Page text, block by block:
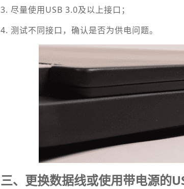
3. 尽量使用USB 3.0及以上接口；
4. 测试不同接口，确认是否为供电问题。
三、更换数据线或使用带电源的